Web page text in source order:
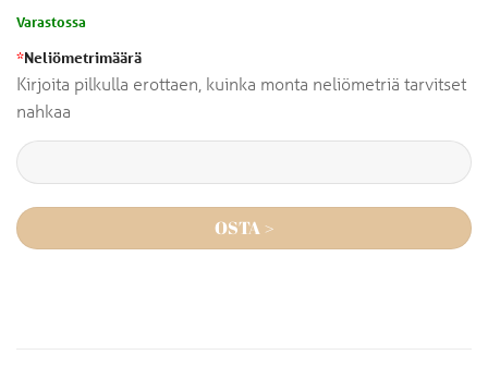
Varastossa
*Neliömetrimäärä
Kirjoita pilkulla erottaen, kuinka monta neliömetriä tarvitset
nahkaa
OSTA >